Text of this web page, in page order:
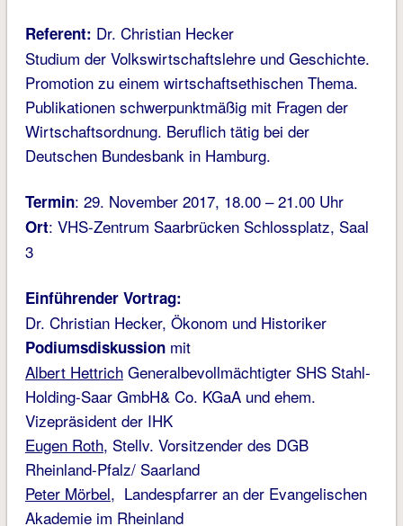
Referent: Dr. Christian Hecker
Studium der Volkswirtschaftslehre und Geschichte.
Promotion zu einem wirtschaftsethischen Thema.
Publikationen schwerpunktmäßig mit Fragen der
Wirtschaftsordnung. Beruflich tätig bei der
Deutschen Bundesbank in Hamburg.
Termin: 29. November 2017, 18.00 – 21.00 Uhr
Ort: VHS-Zentrum Saarbrücken Schlossplatz, Saal
3
Einführender Vortrag:
Dr. Christian Hecker, Ökonom und Historiker
Podiumsdiskussionmit
Albert HettrichGeneralbevollmächtigter SHS Stahl-
Holding-Saar GmbH& Co. KGaA und ehem.
Vizepräsident der IHK
Eugen Roth, Stellv. Vorsitzender des DGB
Rheinland-Pfalz/ Saarland
Peter Mörbel, Landespfarrer an der Evangelischen
Akademie im Rheinland